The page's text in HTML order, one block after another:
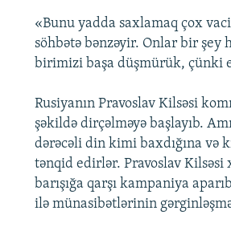
«Bunu yadda saxlamaq çox
söhbətə bənzəyir. Onlar bir şey
birimizi başa düşmürük, çünki
Rusiyanın Pravoslav Kilsəsi
şəkildə dirçəlməyə başlayıb.
dərəcəli din kimi baxdığına və
tənqid edirlər. Pravoslav Kilsəsi
barışığa qarşı kampaniya
ilə münasibətlərinin